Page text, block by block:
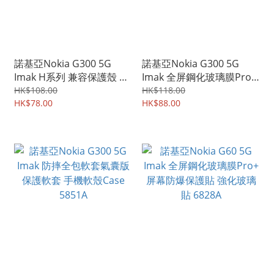
諾基亞Nokia G300 5G
Imak H系列 兼容保護殼 屏
幕防爆 強化玻璃保護貼 鋼
化玻璃膜 5853A
HK$108.00
HK$78.00
諾基亞Nokia G300 5G
Imak 全屏鋼化玻璃膜Pro+
強化玻璃貼 5852A
HK$118.00
HK$88.00